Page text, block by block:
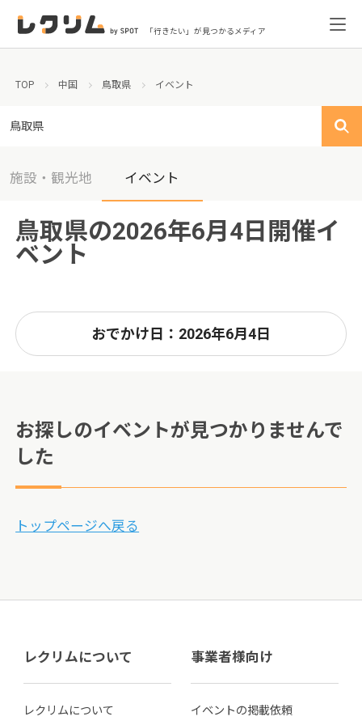
「行きたい」が見つかるメディア
TOP 中国 鳥取県 イベント
鳥取県
施設・観光地 イベント
鳥取県の2026年6月4日開催イ
ベント
おでかけ日：2026年6月4日
お探しのイベントが見つかりませんで
した
トップページへ戻る
レクリムについて
レクリムについて
事業者様向け
イベントの掲載依頼